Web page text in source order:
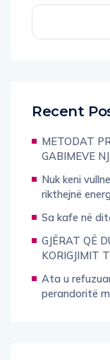
Recent
METODAT
GABIMEVE
Nuk keni
rikthejnë
Sa kafe në
GJËRAT QË
KORIGJIMIT
Ata u
perandoritë